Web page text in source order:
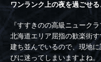
ワンランク上の夜を過ごせ
『すすきのの高級ニューク
北海道エリア屈指の歓楽街
建ち並んでいるので、現地
びに迷ってしまいますよね。